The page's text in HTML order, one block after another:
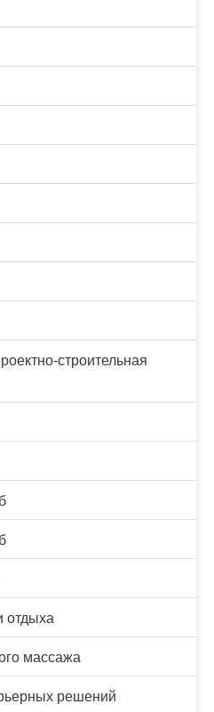
строительная
отдыха
массажа
решений